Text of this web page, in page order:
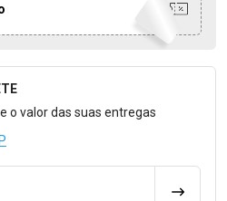
o Frete
o valor das suas entregas